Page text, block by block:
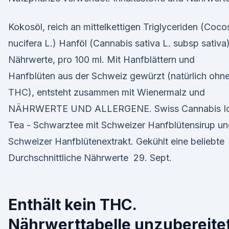
Kokosöl, reich an mittelkettigen Triglyceriden
nucifera L.) Hanföl (Cannabis sativa L. subsp sativa)
Nährwerte, pro 100 ml. Mit Hanfblättern und
Hanfblüten aus der Schweiz gewürzt (natürlich
THC), entsteht zusammen mit Wienermalz und
NÄHRWERTE UND ALLERGENE. Swiss Cannabis
Tea - Schwarztee mit Schweizer Hanfblütensirup
Schweizer Hanfblütenextrakt. Gekühlt eine beliebte
Durchschnittliche Nährwerte 29. Sept.
Enthält kein THC.
Nährwerttabelle